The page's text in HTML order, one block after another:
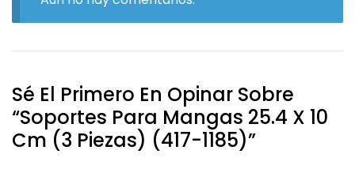
Sé El Primero En Opinar Sobre
“Soportes Para Mangas 25.4 X 10
Cm (3 Piezas) (417-1185)”